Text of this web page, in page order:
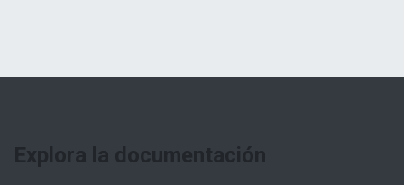
Explora la documentación